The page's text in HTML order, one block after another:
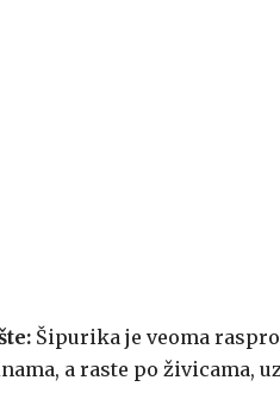
Šipurika je veoma
a raste po živicama,